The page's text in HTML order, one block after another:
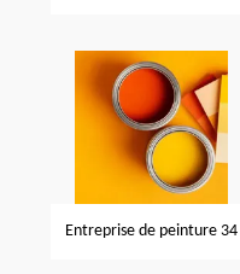
Entreprise de peinture 34